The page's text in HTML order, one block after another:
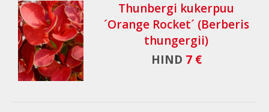
Thunbergi kukerpuu
´Orange Rocket´ (Berberis
thungergii)
HIND 7 €